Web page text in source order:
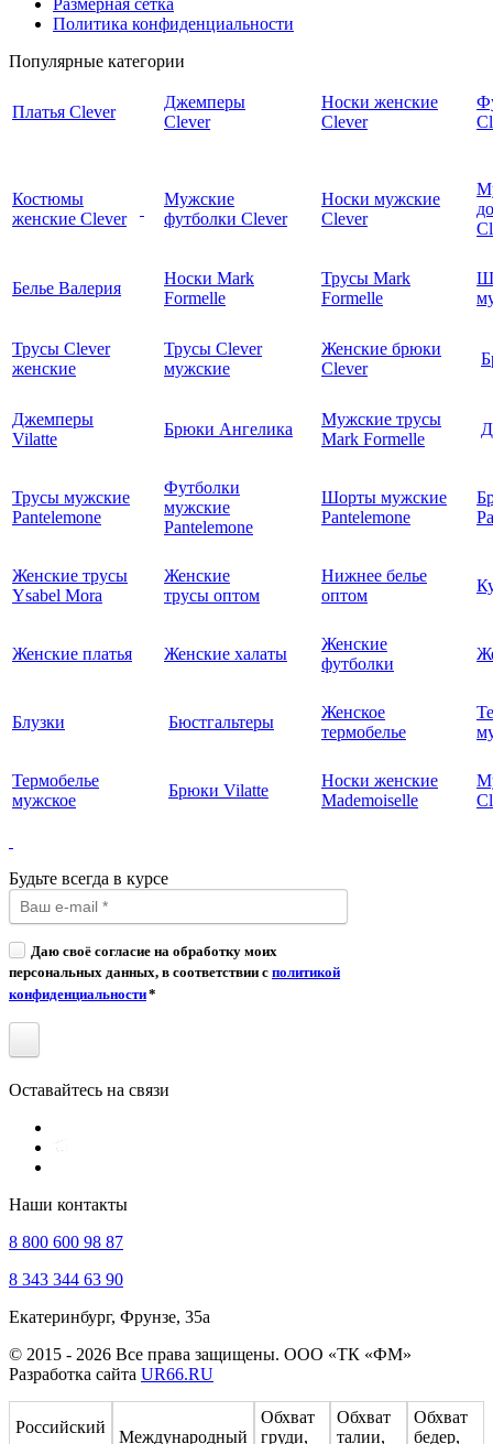
Размерная сетка
Политика конфиденциальности
Популярные категории
Платья Clever
Джемперы
Clever
Носки женские
Clever
Костюмы
женские Clever
Мужские
футболки Clever
Носки мужские
Clever
Белье Валерия
Носки Mark
Formelle
Трусы Mark
Formelle
Трусы Clever
женские
Трусы Clever
мужские
Женские брюки
Clever
Джемперы
Vilatte
Брюки Ангелика
Мужские трусы
Mark Formelle
Трусы мужские
Pantelemone
Футболки
мужские
Pantelemone
Шорты мужские
Pantelemone
Женские трусы
Ysabel Mora
Женские
трусы оптом
Нижнее белье
оптом
Женские платья Женские халаты
Женские
футболки
Блузки Бюстгальтеры
Женское
термобелье
Термобелье
мужское
Брюки Vilatte
Носки женские
Mademoiselle
Будьте всегда в курсе
Даю своё согласие на обработку моих
персональных данных, в соответствии с политикой
конфиденциальности*
Оставайтесь на связи
Наши контакты
8 800 600 98 87
8 343 344 63 90
Екатеринбург, Фрунзе, 35а
© 2015 - 2026 Все права защищены. ООО «ТК «ФМ»
Разработка сайта UR66.RU
Российский
Международный
Обхват
груди,
Обхват
талии,
Обхват
бедер,